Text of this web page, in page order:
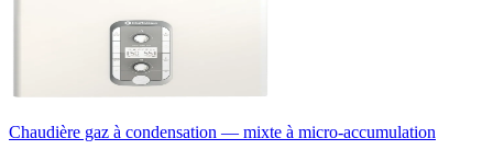
Chaudière gaz à condensation — mixte à micro-accumulation